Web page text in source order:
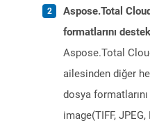
Aspose.Total
formatlarını
Aspose.Total
ailesinden diğer
dosya formatlarını
image(TIFF,